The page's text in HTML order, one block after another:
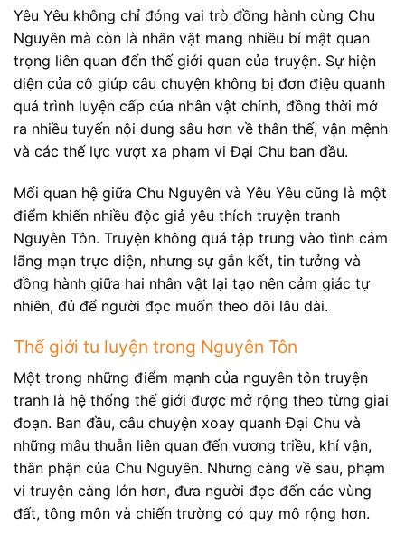
Yêu Yêu không chỉ đóng vai trò đồng hành cùng Chu
Nguyên mà còn là nhân vật mang nhiều bí mật quan
trọng liên quan đến thế giới quan của truyện. Sự hiện
diện của cô giúp câu chuyện không bị đơn điệu quanh
quá trình luyện cấp của nhân vật chính, đồng thời mở
ra nhiều tuyến nội dung sâu hơn về thân thế, vận mệnh
và các thế lực vượt xa phạm vi Đại Chu ban đầu.
Mối quan hệ giữa Chu Nguyên và Yêu Yêu cũng là một
điểm khiến nhiều độc giả yêu thích truyện tranh
Nguyên Tôn. Truyện không quá tập trung vào tình cảm
lãng mạn trực diện, nhưng sự gắn kết, tin tưởng và
đồng hành giữa hai nhân vật lại tạo nên cảm giác tự
nhiên, đủ để người đọc muốn theo dõi lâu dài.
Thế giới tu luyện trong Nguyên Tôn
Một trong những điểm mạnh của nguyên tôn truyện
tranh là hệ thống thế giới được mở rộng theo từng giai
đoạn. Ban đầu, câu chuyện xoay quanh Đại Chu và
những mâu thuẫn liên quan đến vương triều, khí vận,
thân phận của Chu Nguyên. Nhưng càng về sau, phạm
vi truyện càng lớn hơn, đưa người đọc đến các vùng
đất, tông môn và chiến trường có quy mô rộng hơn.